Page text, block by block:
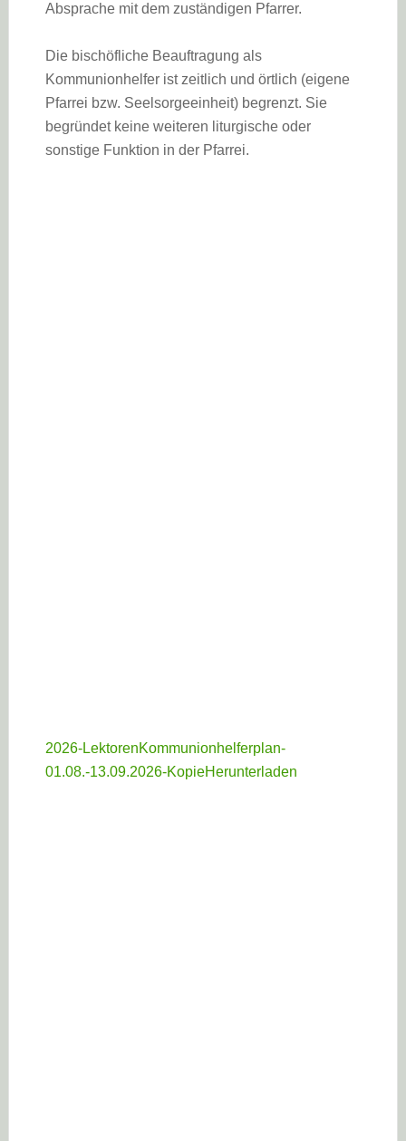
Absprache mit dem zuständigen Pfarrer.
Die bischöfliche Beauftragung als
Kommunionhelfer ist zeitlich und örtlich (eigene
Pfarrei bzw. Seelsorgeeinheit) begrenzt. Sie
begründet keine weiteren liturgische oder
sonstige Funktion in der Pfarrei.
2026-LektorenKommunionhelferplan-
01.08.-13.09.2026-KopieHerunterladen